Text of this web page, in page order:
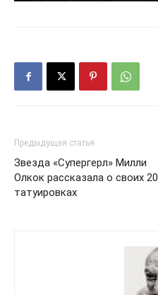
Предыдущая статья
Звезда «Супергерл» Милли
Олкок рассказала о своих 20
татуировках